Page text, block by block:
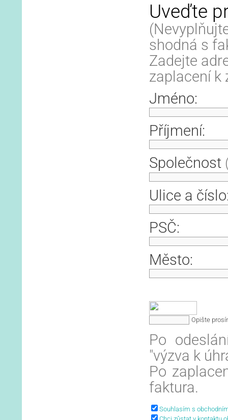
Uveďte
shodná s
Zadejte
zaplacení k
Jméno:
Příjmení:
Společnost
Ulice a
PSČ:
Město:
Opište
Po
"výzva k
Po
faktura.
Souhlasím s